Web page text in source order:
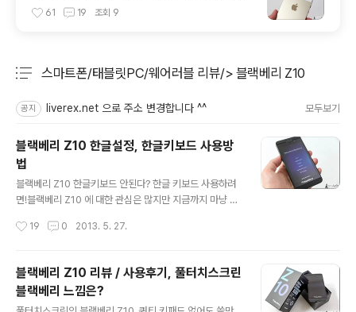
화질 비교 테스트 후기
61 19 조회 9
스마트폰/태블릿PC/웨어러블 리뷰/> 블랙베리 Z10
공지 liverex.net 으로 주소 변경합니다 ^^ 모두보기
블랙베리 Z10 한글설정, 한글키보드 사용방
법
블랙베리 Z10 한글키보드 안된다? 한글 키보드 사용하려
면!블랙베리 Z10 에 대한 관심은 많지만 지금까지 마냥 기
게 작용한 경우도 있을 겁니다. 사실 스마트폰을 사용하다
에서 한글키보드가 지원되지 않는다고 하면 누구나 관심이
있더라도 이를 구입하는게 망설여질 수 밖에 없겠죠?!그렇
19 0 2013. 5. 27.
블랙베리 Z10 리뷰 / 사용후기, 풀터치스크린
블랙베리 느낌은?